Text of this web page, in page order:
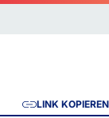
LINK KOPIEREN